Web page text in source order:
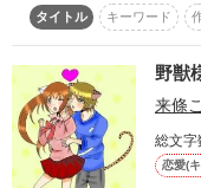
あいつが好き？
…うん。
タイトル
キーワード
野獣
来條
総文
恋愛(